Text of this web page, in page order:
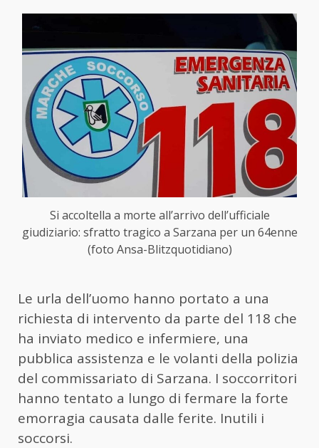
Si accoltella a morte all’arrivo dell’ufficiale
giudiziario: sfratto tragico a Sarzana per un 64enne
(foto Ansa-Blitzquotidiano)
Le urla dell’uomo hanno portato a una
richiesta di intervento da parte del 118 che
ha inviato medico e infermiere, una
pubblica assistenza e le volanti della polizia
del commissariato di Sarzana. I soccorritori
hanno tentato a lungo di fermare la forte
emorragia causata dalle ferite. Inutili i
soccorsi.